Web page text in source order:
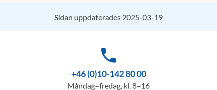
Sidan uppdaterades 2025-03-19
phone
+46 (0)10-142 80 00
Måndag–fredag, kl. 8–16